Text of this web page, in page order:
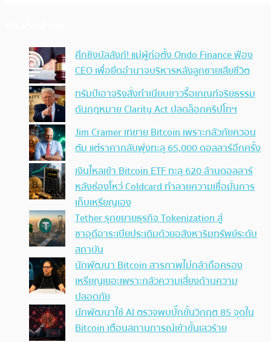
ศึกชิงบัลลังก์! แม่ผู้ก่อตั้ง Ondo Finance ฟ้อง
CEO เพื่อยึดอำนาจบริหารหลังลูกชายเสียชีวิต
ทรัมป์เอาจริง สั่งทำเนียบขาวรื้อเกณฑ์จริยธรรม
ดันกฎหมาย Clarity Act ปลดล็อกคริปโทฯ
Jim Cramer เทขาย Bitcoin เพราะกลัวภัยควอน
ตัม แต่ราคากลับพุ่งทะลุ 65,000 ดอลลาร์อีกครั้ง
เงินไหลเข้า Bitcoin ETF ทะลุ 620 ล้านดอลลาร์
หลังช่องโหว่ Coldcard ทำลายความเชื่อมั่นการ
เก็บเหรียญเอง
Tether รุกขยายธุรกิจ Tokenization สู่
ซาอุดีอาระเบียประเดิมด้วยอสังหาริมทรัพย์ระดับ
สถาบัน
นักพัฒนา Bitcoin สารภาพไม่กล้าถือครอง
เหรียญเยอะเพราะกลัวความเสี่ยงด้านความ
ปลอดภัย
นักพัฒนาใช้ AI ตรวจพบบั๊กขั้นวิกฤต 85 จุดใน
Bitcoin เตือนสถานการณ์เข้าขั้นเลวร้าย